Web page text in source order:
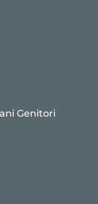
Genitori